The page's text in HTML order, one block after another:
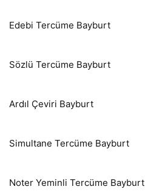
Edebi Tercüme Bayburt
Sözlü Tercüme Bayburt
Ardıl Çeviri Bayburt
Simultane Tercüme Bayburt
Noter Yeminli Tercüme Bayburt